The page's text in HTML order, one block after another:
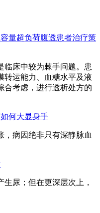
量超负荷腹透患者治疗策
临床中较为棘手问题。患
转运能力、血糖水平及液
合考虑，进行透析处方的
何大显身手
，病因绝非只有深静脉血
尿；但在更深层次上，